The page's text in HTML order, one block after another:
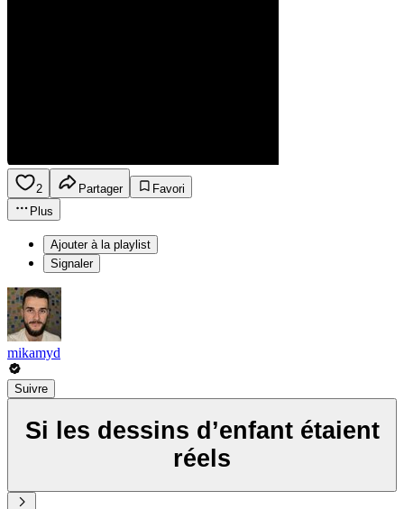
2 Partager
Favori
Plus
Ajouter à la playlist
Signaler
mikamyd
Suivre
Si les dessins d’enfant étaient
réels